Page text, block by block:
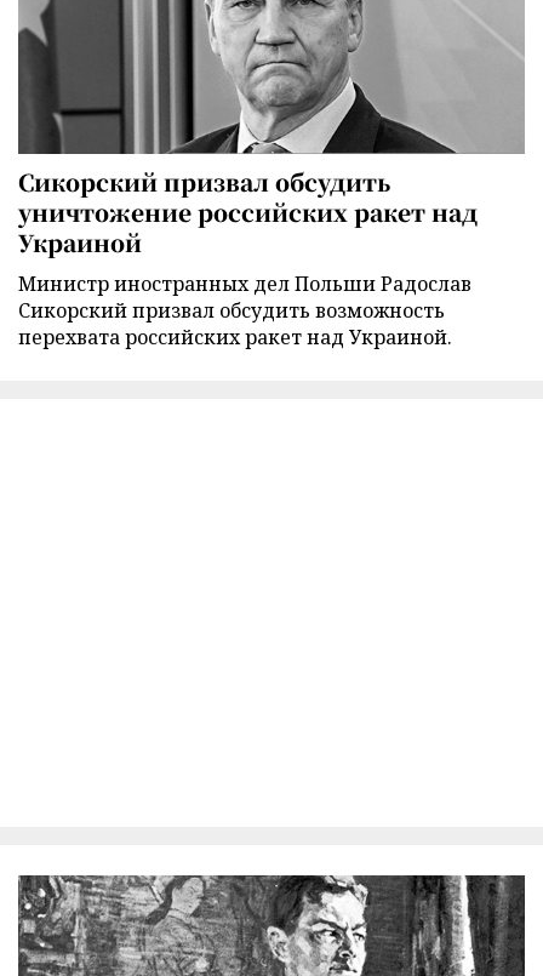
Сикорский призвал обсудить
уничтожение российских ракет над
Украиной
Министр иностранных дел Польши Радослав
Сикорский призвал обсудить возможность
перехвата российских ракет над Украиной.